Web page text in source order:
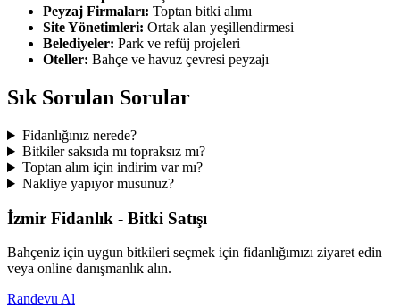
Peyzaj Firmaları: Toptan bitki alımı
Site Yönetimleri: Ortak alan yeşillendirmesi
Belediyeler: Park ve refüj projeleri
Oteller: Bahçe ve havuz çevresi peyzajı
Sık Sorulan Sorular
Fidanlığınız nerede?
Bitkiler saksıda mı topraksız mı?
Toptan alım için indirim var mı?
Nakliye yapıyor musunuz?
İzmir Fidanlık - Bitki Satışı
Bahçeniz için uygun bitkileri seçmek için fidanlığımızı ziyaret edin
veya online danışmanlık alın.
Randevu Al